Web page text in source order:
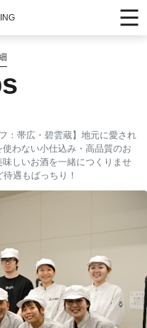
：帯広・碧雲蔵】地元に愛され
わない小仕込み・高品質のお
しいお酒を一緒につくりませ
遇もばっちり！